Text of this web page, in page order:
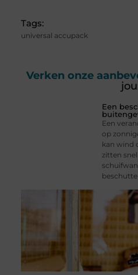
Tags:
universal accupack
Verken onze
Een
Een
op
kan wind
zitten